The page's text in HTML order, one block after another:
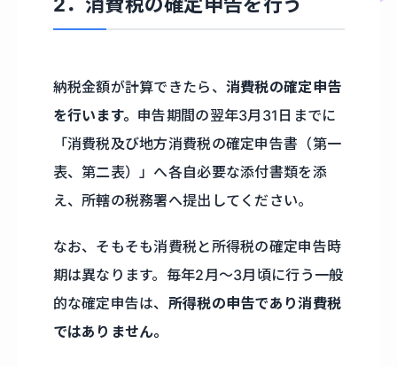
納税金額が計算できたら、 消費税の確定申告
を行います。 申告期間の翌年3月31日までに
「消費税及び地方消費税の確定申告書（第一
表、第二表）」へ各自必要な添付書類を添
え、所轄の税務署へ提出してください。
なお、そもそも消費税と所得税の確定申告時
期は異なります。毎年2月〜3月頃に行う一般
的な確定申告は、 所得税の申告であり消費税
ではありません。